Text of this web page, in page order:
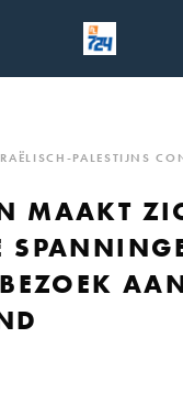
PALESTIJNS
MAAKT